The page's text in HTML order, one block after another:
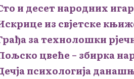
и десет народних
из свјетске
за технолошки
цвеће – збирка
психологија